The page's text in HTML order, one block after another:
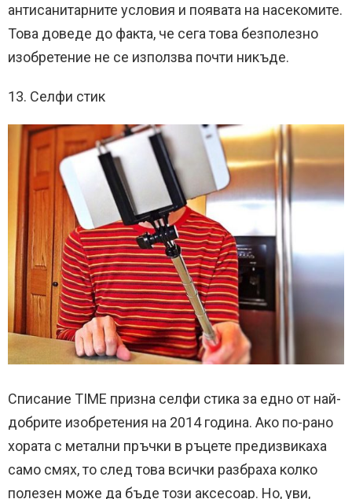
антисанитарните условия и появата на насекомите.
Това доведе до факта, че сега това безполезно
изобретение не се използва почти никъде.
13. Селфи стик
Списание TIME призна селфи стика за едно от най-
добрите изобретения на 2014 година. Ако по-рано
хората с метални пръчки в ръцете предизвикаха
само смях, то след това всички разбраха колко
полезен може да бъде този аксесоар. Но, уви,